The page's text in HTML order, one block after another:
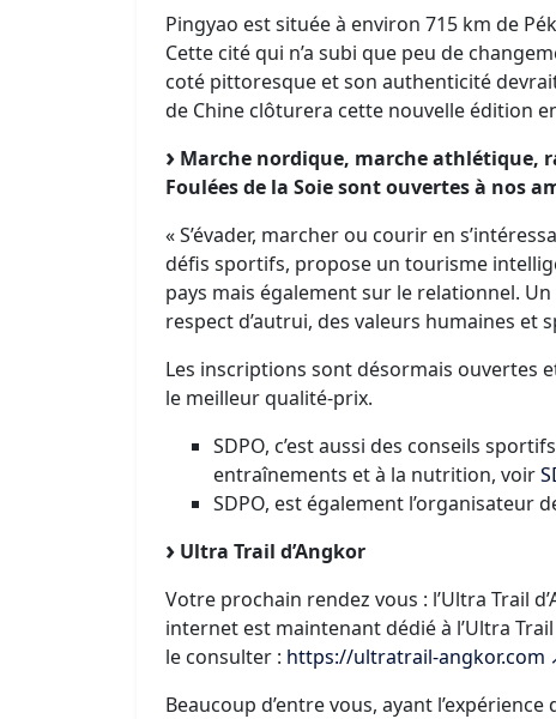
Pingyao est située à environ 715 km de
Cette cité qui n’a subi que peu de
coté pittoresque et son authenticité
de Chine clôturera cette nouvelle édition
Marche nordique, marche athlétique,
Foulées de la Soie sont ouvertes à nos
« S’évader, marcher ou courir en
défis sportifs, propose un tourisme
pays mais également sur le relationnel.
respect d’autrui, des valeurs humaines et
Les inscriptions sont désormais ouvertes
le meilleur qualité-prix.
SDPO, c’est aussi des conseils
entraînements et à la nutrition, voir
SDPO, est également l’organisateur
Ultra Trail d’Angkor
Votre prochain rendez vous : l’Ultra Trail
internet est maintenant dédié à l’Ultra
le consulter : https://ultratrail-angkor.com
Beaucoup d’entre vous, ayant